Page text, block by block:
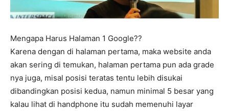
Mengapa Harus Halaman 1 Google??
Karena dengan di halaman pertama, maka website anda
akan sering di temukan, halaman pertama pun ada grade
nya juga, misal posisi teratas tentu lebih disukai
dibandingkan posisi kedua, namun minimal 5 besar yang
kalau lihat di handphone itu sudah memenuhi layar